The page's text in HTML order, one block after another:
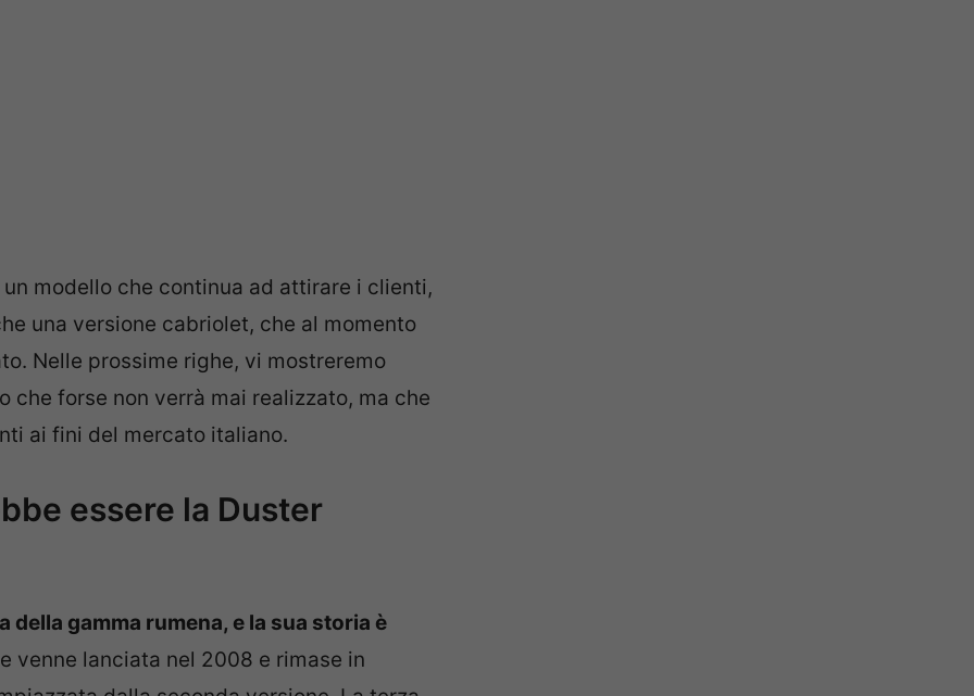
modello che continua ad attirare i clienti,
una versione cabriolet, che al momento
Nelle prossime righe, vi mostreremo
che forse non verrà mai realizzato, ma che
ai fini del mercato italiano.
essere la Duster
della gamma rumena, e la sua storia è
venne lanciata nel 2008 e rimase in